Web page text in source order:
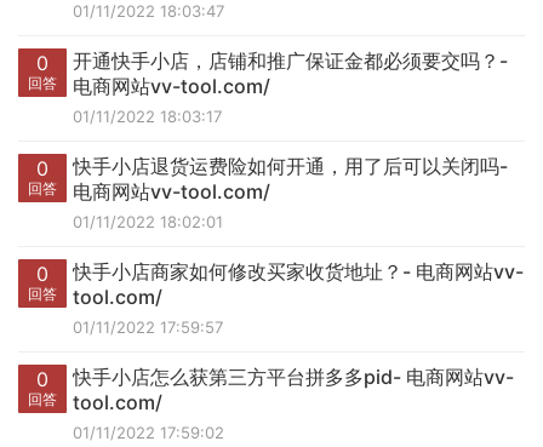
01/11/2022 18:03:47
0
回答
开通快手小店，店铺和推广保证金都必须要交吗？-
电商网站vv-tool.com/
01/11/2022 18:03:17
0
回答
快手小店退货运费险如何开通，用了后可以关闭吗-
电商网站vv-tool.com/
01/11/2022 18:02:01
0
回答
快手小店商家如何修改买家收货地址？- 电商网站vv-
tool.com/
01/11/2022 17:59:57
0
回答
快手小店怎么获第三方平台拼多多pid- 电商网站vv-
tool.com/
01/11/2022 17:59:02